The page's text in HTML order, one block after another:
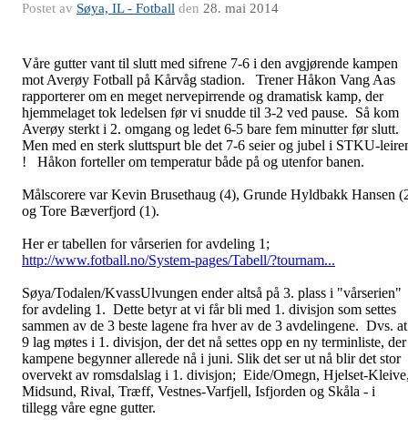
Postet av Søya, IL - Fotball den 28. mai 2014
Våre gutter vant til slutt med sifrene 7-6 i den avgjørende kampen
mot Averøy Fotball på Kårvåg stadion. Trener Håkon Vang Aas
rapporterer om en meget nervepirrende og dramatisk kamp, der
hjemmelaget tok ledelsen før vi snudde til 3-2 ved pause. Så kom
Averøy sterkt i 2. omgang og ledet 6-5 bare fem minutter før slutt.
Men med en sterk sluttspurt ble det 7-6 seier og jubel i STKU-
! Håkon forteller om temperatur både på og utenfor banen.
Målscorere var Kevin Brusethaug (4), Grunde Hyldbakk Hansen
og Tore Bæverfjord (1).
Her er tabellen for vårserien for avdeling 1;
http://www.fotball.no/System-pages/Tabell/?tournam...
Søya/Todalen/KvassUlvungen ender altså på 3. plass i "vårserien"
for avdeling 1. Dette betyr at vi får bli med 1. divisjon som settes
sammen av de 3 beste lagene fra hver av de 3 avdelingene. Dvs. at
9 lag møtes i 1. divisjon, der det nå settes opp en ny terminliste, der
kampene begynner allerede nå i juni. Slik det ser ut nå blir det stor
overvekt av romsdalslag i 1. divisjon; Eide/Omegn, Hjelset-
Midsund, Rival, Træff, Vestnes-Varfjell, Isfjorden og Skåla - i
tillegg våre egne gutter.